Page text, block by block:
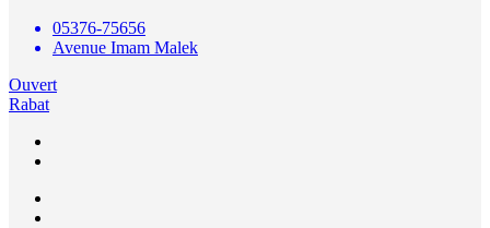
05376-75656
Avenue Imam Malek
Ouvert
Rabat